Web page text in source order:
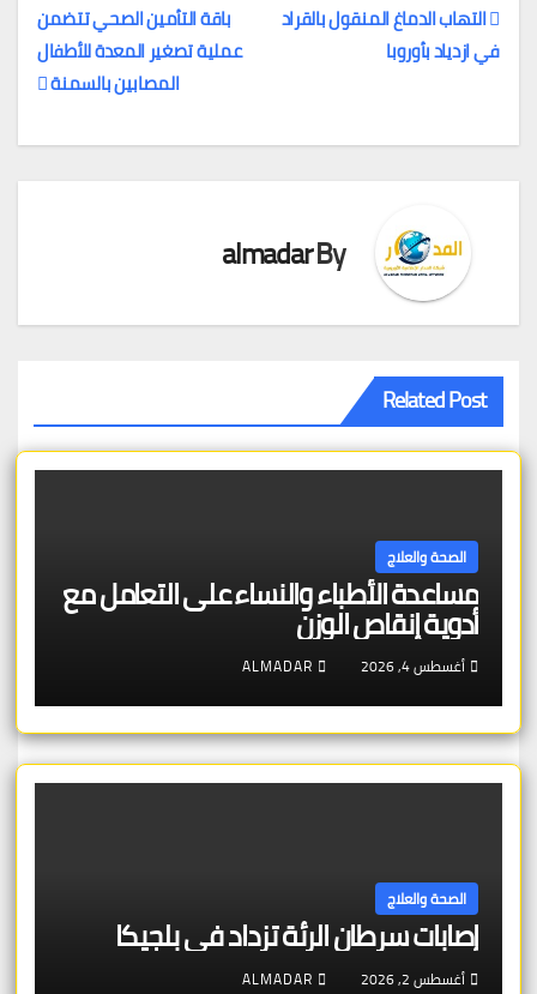
تصفّح
باقة التأمين الصحي تتضمن
عملية تصغير المعدة للأطفال
المصابين بالسمنة
التهاب الدماغ المنقول بالقراد
في ازدياد بأوروبا
By
almadar
Related Post
الصحة والعلاج
مساعدة الأطباء والنساء على التعامل مع
أدوية إنقاص الوزن
أغسطس 4, 2026 ALMADAR
الصحة والعلاج
إصابات سرطان الرئة تزداد في بلجيكا
أغسطس 2, 2026 ALMADAR